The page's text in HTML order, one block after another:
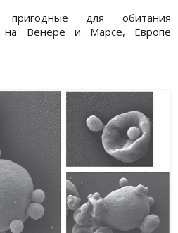
пригодные для обитания
на Венере и Марсе, Европе